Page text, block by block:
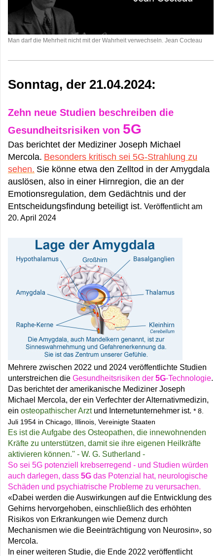
Man darf die Mehrheit nicht mit der Wahrheit verwechseln. Jean Cocteau
Sonntag, der 21.04.2024:
Zehn neue Studien beschreiben die
Gesundheitsrisiken von 5G
Das berichtet der Mediziner Joseph Michael
Mercola. Besonders kritisch sei 5G-Strahlung zu
sehen. Sie könne etwa den Zelltod in der Amygdala
auslösen, also in einer Hirnregion, die an der
Emotionsregulation, dem Gedächtnis und der
Entscheidungsfindung beteiligt ist. Veröffentlicht am
20. April 2024
Mehrere zwischen 2022 und 2024 veröffentlichte Studien
unterstreichen die Gesundheitsrisiken der 5G-Technologie.
Das berichtet der amerikanische Mediziner Joseph
Michael Mercola, der ein Verfechter der Alternativmedizin,
ein osteopathischer Arzt und Internetunternehmer ist. * 8.
Juli 1954 in Chicago, Illinois, Vereinigte Staaten
Es ist die Aufgabe des Osteopathen, die innewohnenden
Kräfte zu unterstützen, damit sie ihre eigenen Heilkräfte
aktivieren können.'' - W. G. Sutherland -
So sei 5G potenziell krebserregend - und Studien würden
auch darlegen, dass 5G das Potenzial hat, neurologische
Schäden und psychiatrische Probleme zu verursachen.
«Dabei werden die Auswirkungen auf die Entwicklung des
Gehirns hervorgehoben, einschließlich des erhöhten
Risikos von Erkrankungen wie Demenz durch
Mechanismen wie die Beeinträchtigung von Neurosin», so
Mercola.
In einer weiteren Studie, die Ende 2022 veröffentlicht